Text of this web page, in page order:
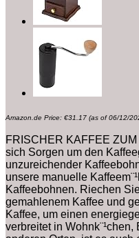
Amazon.de Price: €31.17 (as of 06/12/
FRISCHER KAFFEE
sich Sorgen um den
unzureichender
unsere manuelle
Kaffeebohnen. Riechen
gemahlenem Kaffee und
Kaffee, um einen
verbreitet in Wohnk¨¹chen,